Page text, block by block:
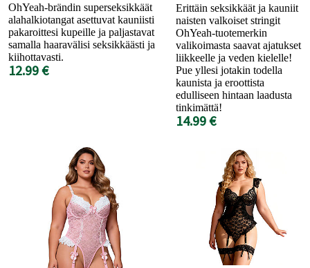
OhYeah-brändin superseksikkäät
alahalkiotangat asettuvat kauniisti
pakaroittesi kupeille ja paljastavat
samalla haaravälisi seksikkäästi ja
kiihottavasti.
12.99 €
Erittäin seksikkäät ja kauniit
naisten valkoiset stringit
OhYeah-tuotemerkin
valikoimasta saavat ajatukset
liikkeelle ja veden kielelle!
Pue yllesi jotakin todella
kaunista ja eroottista
edulliseen hintaan laadusta
tinkimättä!
14.99 €